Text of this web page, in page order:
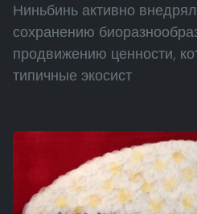
Ниньбинь активно
сохранению
продвижению ценности,
типичные экосист